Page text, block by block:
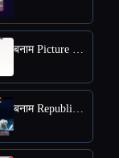
बनाम Picture to Drawing
बनाम Republiclabs.ai